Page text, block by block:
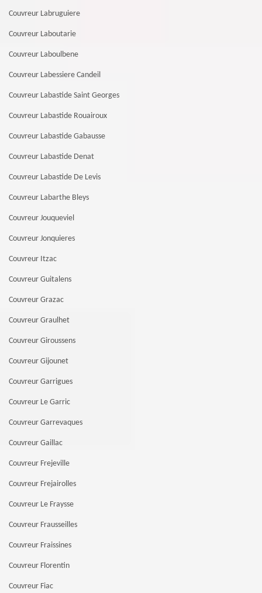
Couvreur Labruguiere
Couvreur Laboutarie
Couvreur Laboulbene
Couvreur Labessiere Candeil
Couvreur Labastide Saint Georges
Couvreur Labastide Rouairoux
Couvreur Labastide Gabausse
Couvreur Labastide Denat
Couvreur Labastide De Levis
Couvreur Labarthe Bleys
Couvreur Jouqueviel
Couvreur Jonquieres
Couvreur Itzac
Couvreur Guitalens
Couvreur Grazac
Couvreur Graulhet
Couvreur Giroussens
Couvreur Gijounet
Couvreur Garrigues
Couvreur Le Garric
Couvreur Garrevaques
Couvreur Gaillac
Couvreur Frejeville
Couvreur Frejairolles
Couvreur Le Fraysse
Couvreur Frausseilles
Couvreur Fraissines
Couvreur Florentin
Couvreur Fiac